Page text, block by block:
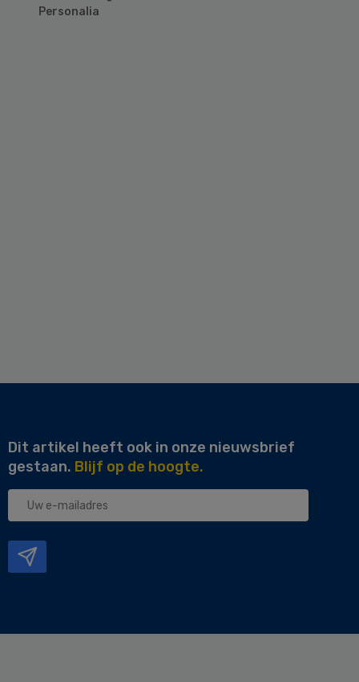
Personalia
Dit artikel heeft ook in onze nieuwsbrief
gestaan. Blijf op de hoogte.
Uw